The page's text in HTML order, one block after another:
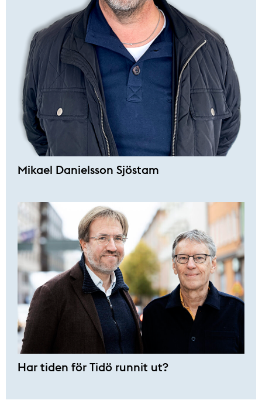
Mikael Danielsson Sjöstam
Har tiden för Tidö runnit ut?